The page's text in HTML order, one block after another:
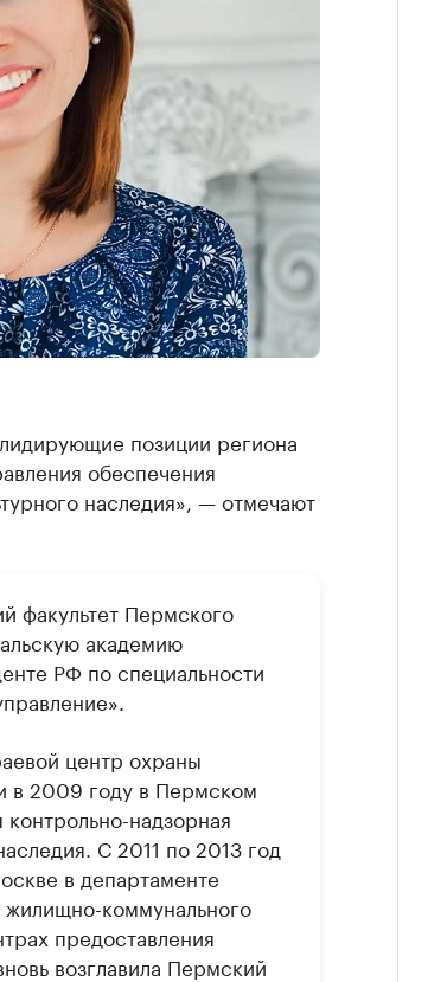
позиции региона
обеспечения
наследия», — отмечают
факультет Пермского
академию
РФ по специальности
центр охраны
в 2009 году в Пермском
надзорная
С 2011 по 2013 год
в департаменте
жилищно-коммунального
предоставления
возглавила Пермский